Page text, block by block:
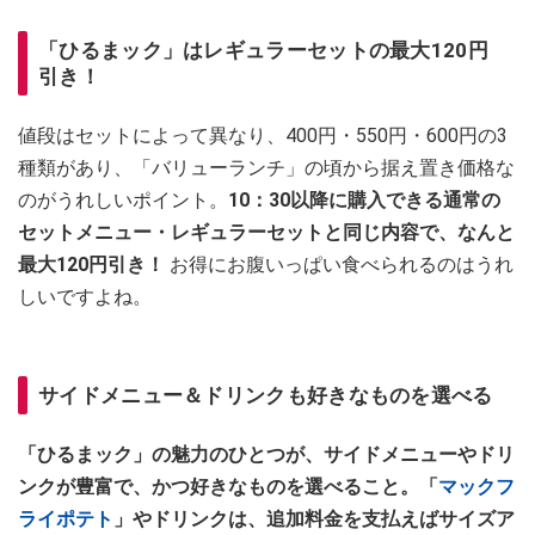
「ひるまック」はレギュラーセットの最大120円
引き！
値段はセットによって異なり、400円・550円・600円の3
種類があり、「バリューランチ」の頃から据え置き価格な
のがうれしいポイント。 10：30以降に購入できる通常の
セットメニュー・レギュラーセットと同じ内容で、なんと
最大120円引き！ お得にお腹いっぱい食べられるのはうれ
しいですよね。
サイドメニュー＆ドリンクも好きなものを選べる
「ひるまック」の魅力のひとつが、サイドメニューやドリ
ンクが豊富で、かつ好きなものを選べること。「マックフ
ライポテト 」やドリンクは、追加料金を支払えばサイズア